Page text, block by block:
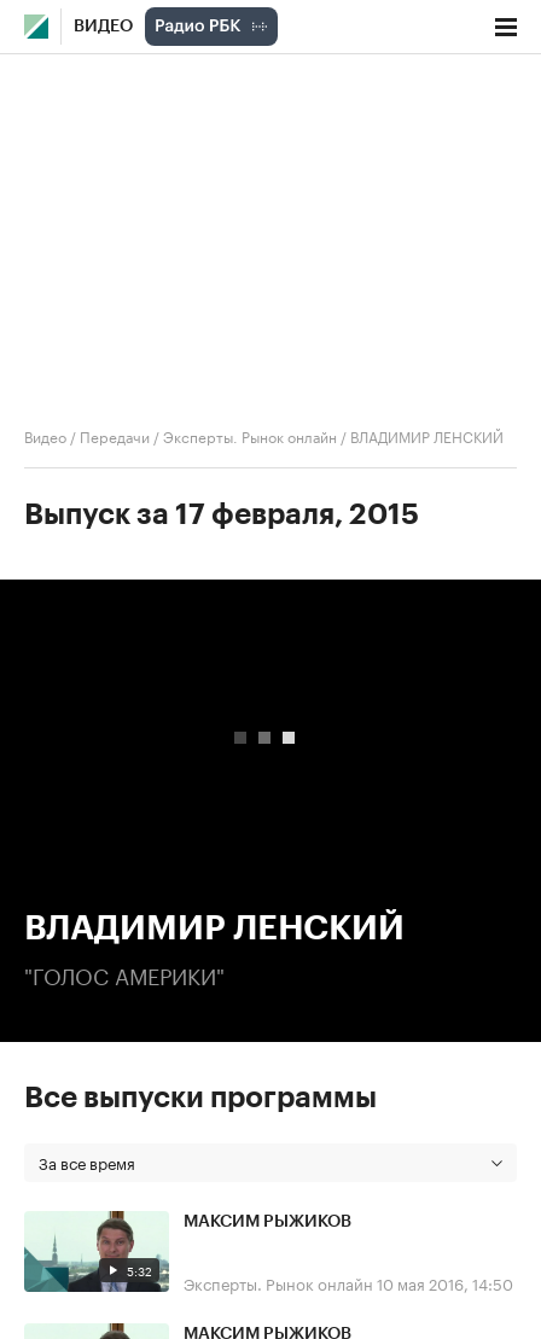
ВИДЕО
Видео / Передачи /Эксперты. Рынок онлайн / ВЛАДИМИР ЛЕНСКИЙ
Выпуск за 17 февраля, 2015
ВЛАДИМИР ЛЕНСКИЙ
"ГОЛОС АМЕРИКИ"
Все выпуски программы
За все время
5:32
МАКСИМ РЫЖИКОВ
Эксперты. Рынок онлайн 10 мая 2016, 14:50
МАКСИМ РЫЖИКОВ